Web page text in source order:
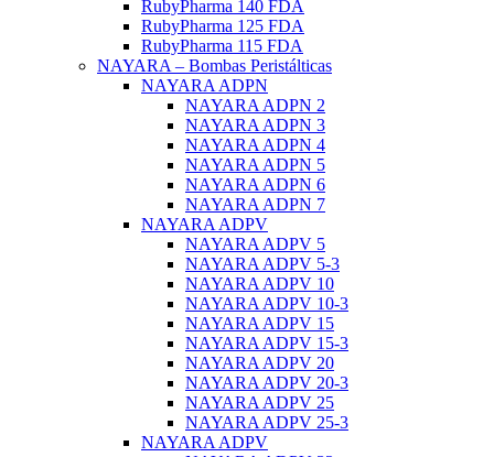
RubyPharma 140 FDA
RubyPharma 125 FDA
RubyPharma 115 FDA
NAYARA – Bombas Peristálticas
NAYARA ADPN
NAYARA ADPN 2
NAYARA ADPN 3
NAYARA ADPN 4
NAYARA ADPN 5
NAYARA ADPN 6
NAYARA ADPN 7
NAYARA ADPV
NAYARA ADPV 5
NAYARA ADPV 5-3
NAYARA ADPV 10
NAYARA ADPV 10-3
NAYARA ADPV 15
NAYARA ADPV 15-3
NAYARA ADPV 20
NAYARA ADPV 20-3
NAYARA ADPV 25
NAYARA ADPV 25-3
NAYARA ADPV